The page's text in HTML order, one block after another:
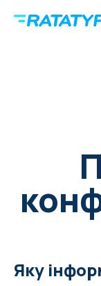
Яку